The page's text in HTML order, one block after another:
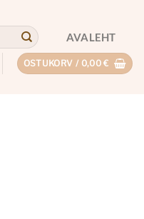
AVALEHT
OSTUKORV / 0,00€